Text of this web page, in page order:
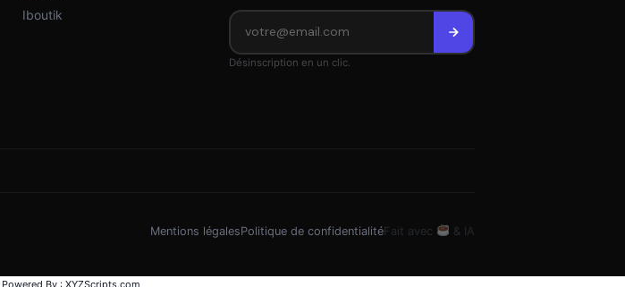
Iboutik
Désinscription en un clic.
Mentions légalesPolitique de confidentialité Fait avec & IA
Powered By : XYZScripts.com